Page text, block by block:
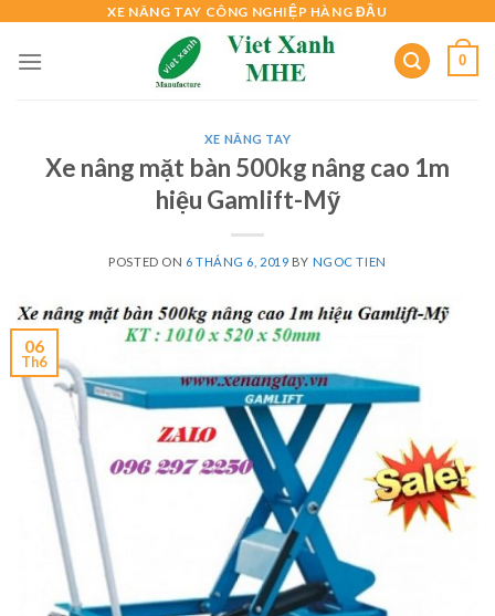
content
XE NÂNG TAY CÔNG NGHIỆP HÀNG ĐẦU
0
XE NÂNG TAY
Xe nâng mặt bàn 500kg nâng cao 1m
hiệu Gamlift-Mỹ
POSTED ON 6 THÁNG 6, 2019 BY NGOC TIEN
06
Th6